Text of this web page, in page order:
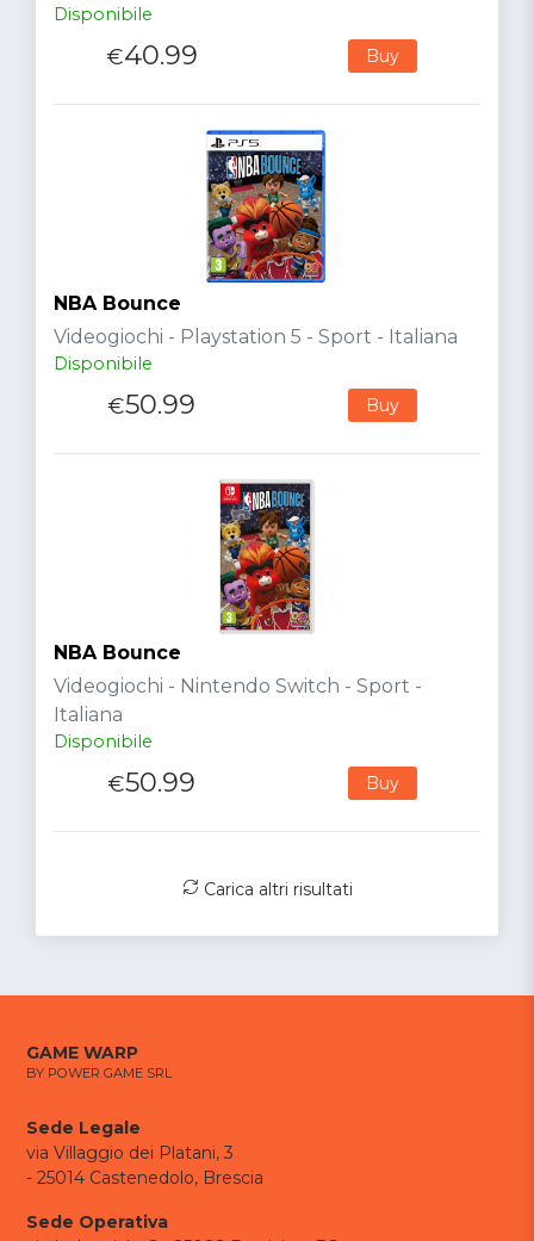
Disponibile
€40.99 Buy
NBA Bounce
Videogiochi - Playstation 5 - Sport - Italiana
Disponibile
€50.99 Buy
NBA Bounce
Videogiochi - Nintendo Switch - Sport -
Italiana
Disponibile
€50.99 Buy
Carica altri risultati
GAME WARP
BY POWER GAME SRL
Sede Legale
via Villaggio dei Platani, 3
- 25014 Castenedolo, Brescia
Sede Operativa